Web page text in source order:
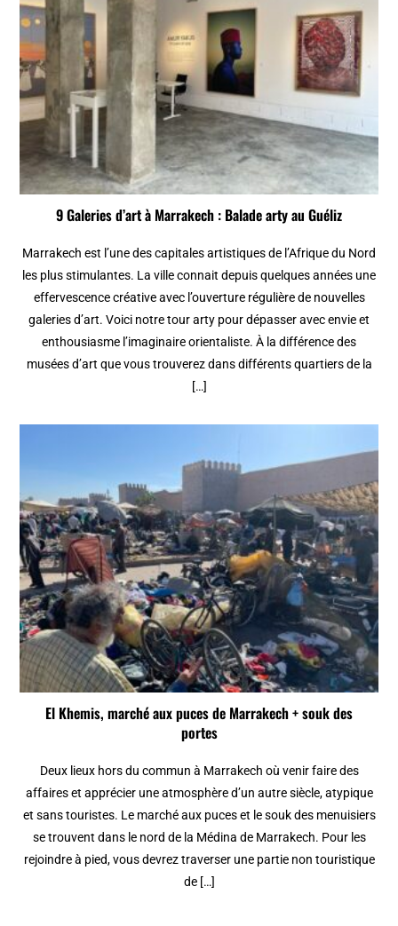
9 Galeries d’art à Marrakech : Balade arty au Guéliz
Marrakech est l’une des capitales artistiques de l’Afrique du Nord
les plus stimulantes. La ville connait depuis quelques années une
effervescence créative avec l’ouverture régulière de nouvelles
galeries d’art. Voici notre tour arty pour dépasser avec envie et
enthousiasme l’imaginaire orientaliste. À la différence des
musées d’art que vous trouverez dans différents quartiers de la
[…]
El Khemis, marché aux puces de Marrakech + souk des
portes
Deux lieux hors du commun à Marrakech où venir faire des
affaires et apprécier une atmosphère d’un autre siècle, atypique
et sans touristes. Le marché aux puces et le souk des menuisiers
se trouvent dans le nord de la Médina de Marrakech. Pour les
rejoindre à pied, vous devrez traverser une partie non touristique
de […]